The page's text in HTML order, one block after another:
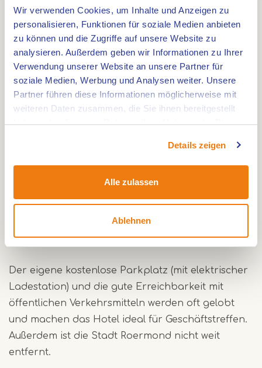
Wir verwenden Cookies, um Inhalte und Anzeigen zu
personalisieren, Funktionen für soziale Medien anbieten
zu können und die Zugriffe auf unsere Website zu
analysieren. Außerdem geben wir Informationen zu Ihrer
Verwendung unserer Website an unsere Partner für
soziale Medien, Werbung und Analysen weiter. Unsere
Partner führen diese Informationen möglicherweise mit
weiteren Daten zusammen, die Sie ihnen bereitgestellt
haben oder die sie im Rahmen Ihrer Nutzung der Dienste
Details zeigen
Alle zulassen
Ablehnen
Das Hotel und Restaurant De Abdij empfängt
seine Gäste in einem Ambiente, das die
Atmosphäre des ehemaligen Klosters atmet, mit
verschiedenen Einzel- und Doppelzimmern und
einer Terrasse an der Fassade und/oder im
Übernachtungsmöglichkeiten verfügt es über
Tagungsräume, ein Restaurant mit regionaler
Küche, eine gemütliche Bar und eine grüne
Umgebung, in der Sie sich vollkommen
entspannen können.
Der eigene kostenlose Parkplatz (mit elektrischer
Ladestation) und die gute Erreichbarkeit mit
öffentlichen Verkehrsmitteln werden oft gelobt
und machen das Hotel ideal für Geschäftstreffen.
Außerdem ist die Stadt Roermond nicht weit
entfernt.